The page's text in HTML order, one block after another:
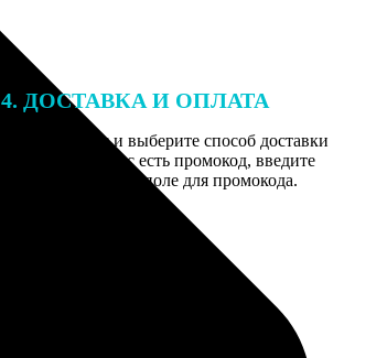
4. ДОСТАВКА И ОПЛАТА
Введите адрес и выберите способ доставки
заказа. Если у вас есть промокод, введите
его в специальное поле для промокода.